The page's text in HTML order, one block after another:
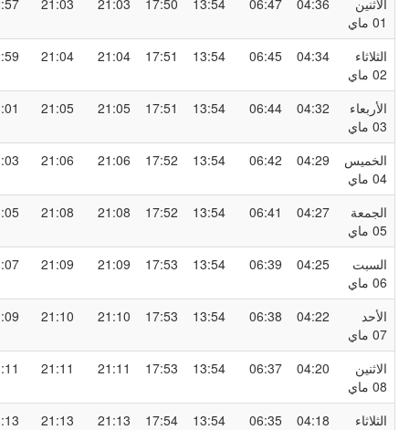
04:36
06:47
13:54
17:50
21:03
21:03
22:57
04:34
06:45
13:54
17:51
21:04
21:04
22:59
04:32
06:44
13:54
17:51
21:05
21:05
23:01
04:29
06:42
13:54
17:52
21:06
21:06
23:03
04:27
06:41
13:54
17:52
21:08
21:08
23:05
04:25
06:39
13:54
17:53
21:09
21:09
23:07
04:22
06:38
13:54
17:53
21:10
21:10
23:09
04:20
06:37
13:54
17:53
21:11
21:11
23:11
04:18
06:35
13:54
17:54
21:13
21:13
23:13